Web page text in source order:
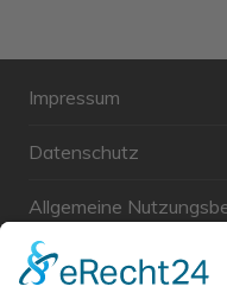
Impressum
Datenschutz
Allgemeine
Links